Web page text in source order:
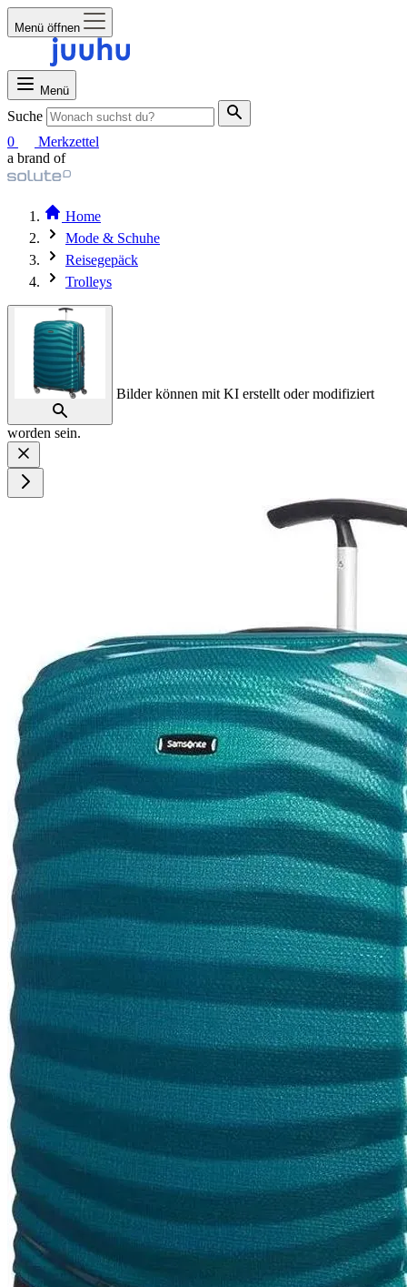
Menü öffnen
Menü
Suche
0
Merkzettel
a brand of
Home
Mode & Schuhe
Reisegepäck
Trolleys
Bilder können mit KI erstellt oder modifiziert
worden sein.